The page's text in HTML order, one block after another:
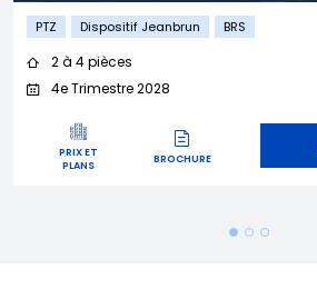
PTZ Dispositif Jeanbrun BRS
2 à 4 pièces
4e Trimestre 2028
PRIX ET
PLANS
BROCHURE